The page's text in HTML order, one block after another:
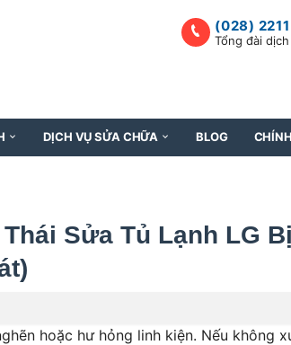
(028)
Tổng đài
DỊCH VỤ SỬA CHỮA BLOG
Sửa Tủ Lạnh LG Bị
hoặc hư hỏng linh kiện. Nếu không